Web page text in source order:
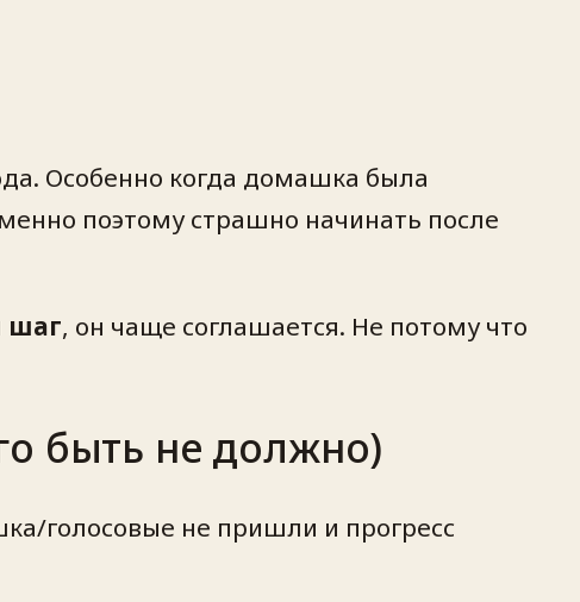
Особенно когда домашка была
поэтому страшно начинать после
шаг, он чаще соглашается. Не потому что
быть не должно)
голосовые не пришли и прогресс